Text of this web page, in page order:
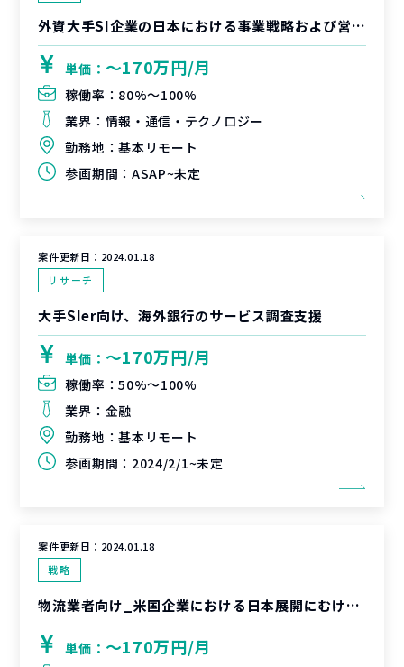
外資大手SI企業の日本における事業戦略および営業戦略立案
単価： 〜170万円/月
稼働率： 80%〜100%
業界： 情報・通信・テクノロジー
勤務地：基本リモート
参画期間： ASAP~未定
案件更新日： 2024.01.18
リサーチ
大手SIer向け、海外銀行のサービス調査支援
単価： 〜170万円/月
稼働率：50%〜100%
業界： 金融
勤務地：基本リモート
参画期間： 2024/2/1~未定
案件更新日： 2024.01.18
戦略
物流業者向け_米国企業における日本展開にむけた戦略立案/成長ロードマップ策定支援
単価： 〜170万円/月